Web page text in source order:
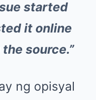
started
it online
source.”
ng opisyal